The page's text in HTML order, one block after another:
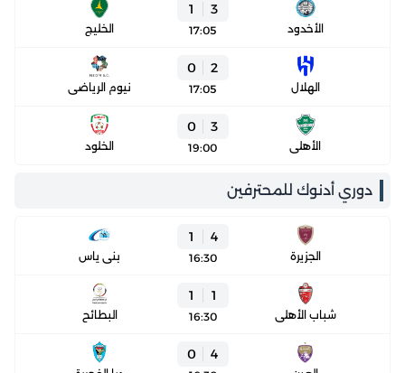
الأخدود
3
1
17:05 الخليج
الهلال
2
0
17:05 نيوم الرياضي
الأهلي
3
0
19:00 الخلود
دوري أدنوك للمحترفين
الجزيرة
4
1
16:30 بني ياس
شباب الأهلي
1
1
16:30 البطائح
4
0